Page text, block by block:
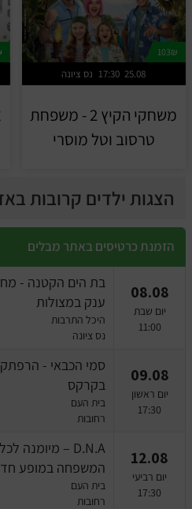
103₪
נס ציונה 17:30 25.08
משחקי הקיץ 2 - משפחת
טרסוב וטל מוסרי
הצגות ילדים קרובות
הזמנת כרטיסים באתר מבלים
08.08
יום שבת
11:00
בת הים הקטנה -
ענק במצולות
היכל התרבות
נס ציונה
09.08
יום ראשון
17:30
סמי הכבאי -
בקרקס
בית העם
רחובות
12.08
יום רביעי
17:30
D.N.A – מיומנה לכל
המשפחה במופע
בית העם
רחובות